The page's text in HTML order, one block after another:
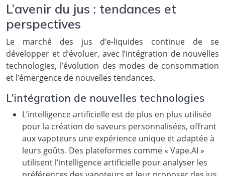
L’avenir du jus : tendances et
perspectives
Le marché des jus d’e-liquides continue de se
développer et d’évoluer, avec l’intégration de nouvelles
technologies, l’évolution des modes de consommation
et l’émergence de nouvelles tendances.
L’intégration de nouvelles technologies
L’intelligence artificielle est de plus en plus utilisée
pour la création de saveurs personnalisées, offrant
aux vapoteurs une expérience unique et adaptée à
leurs goûts. Des plateformes comme « Vape.AI »
utilisent l’intelligence artificielle pour analyser les